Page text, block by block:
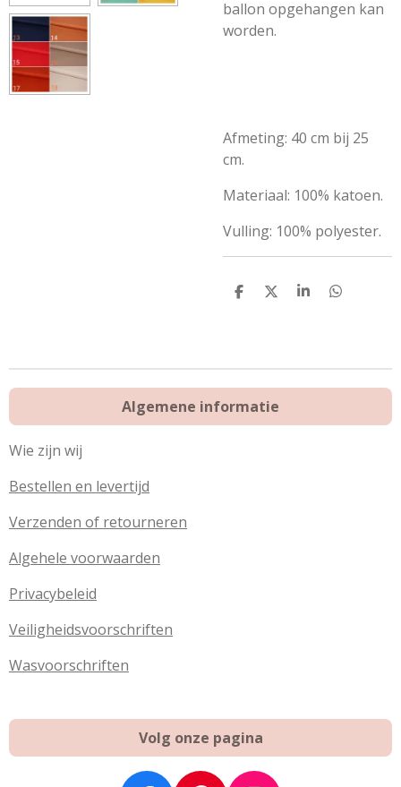
ballon opgehangen kan
worden.
Afmeting: 40 cm bij 25
cm.
Materiaal: 100% katoen.
Vulling: 100% polyester.
D
D
S
D
Algemene informatie
Wie zijn wij
Bestellen en levertijd
Verzenden of retourneren
Algehele voorwaarden
Privacybeleid
Veiligheidsvoorschriften
Wasvoorschriften
Volg onze pagina